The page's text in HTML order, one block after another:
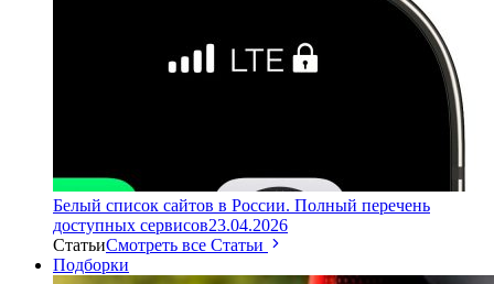
Белый список сайтов в России. Полный перечень
доступных сервисов23.04.2026
СтатьиСмотреть все Статьи
Подборки